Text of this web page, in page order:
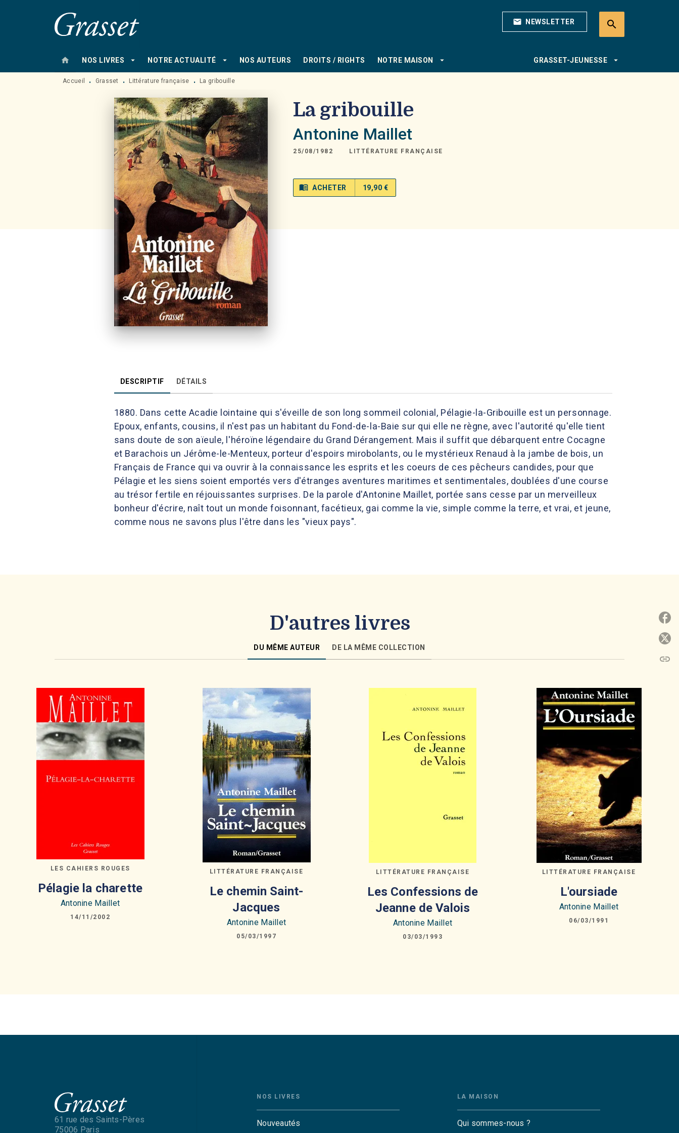
MENU RECHERCHE mail NEWSLETTER search
home NOS LIVRES arrow_drop_down NOTRE ACTUALITÉ arrow_drop_down NOS AUTEURS DROITS / RIGHTS NOTRE MAISON arrow_drop_down GRASSET-JEUNESSE arrow_drop_down
Accueil • Grasset • Littérature française • La gribouille
La gribouille
Antonine Maillet
25/08/1982 LITTÉRATURE FRANÇAISE
menu_book ACHETER 19,90 €
DESCRIPTIF DÉTAILS
1880. Dans cette Acadie lointaine qui s'éveille de son long sommeil colonial, Pélagie-la-Gribouille est un personnage.
Epoux, enfants, cousins, il n'est pas un habitant du Fond-de-la-Baie sur qui elle ne règne, avec l'autorité qu'elle tient
sans doute de son aïeule, l'héroïne légendaire du Grand Dérangement. Mais il suffit que débarquent entre Cocagne
et Barachois un Jérôme-le-Menteux, porteur d'espoirs mirobolants, ou le mystérieux Renaud à la jambe de bois, un
Français de France qui va ouvrir à la connaissance les esprits et les coeurs de ces pêcheurs candides, pour que
Pélagie et les siens soient emportés vers d'étranges aventures maritimes et sentimentales, doublées d'une course
au trésor fertile en réjouissantes surprises. De la parole d'Antonine Maillet, portée sans cesse par un merveilleux
bonheur d'écrire, naît tout un monde foisonnant, facétieux, gai comme la vie, simple comme la terre, et vrai, et jeune,
comme nous ne savons plus l'être dans les "vieux pays".
D'autres livres
DU MÊME AUTEUR DE LA MÊME COLLECTION
LES CAHIERS ROUGES
Pélagie la charette
Antonine Maillet
14/11/2002
LITTÉRATURE FRANÇAISE
Le chemin Saint-
Jacques
Antonine Maillet
05/03/1997
LITTÉRATURE FRANÇAISE
Les Confessions de
Jeanne de Valois
Antonine Maillet
03/03/1993
LITTÉRATURE FRANÇAISE
L'oursiade
Antonine Maillet
06/03/1991
link
61 rue des Saints-Pères
75006 Paris
NOS LIVRES
Nouveautés
LA MAISON
Qui sommes-nous ?